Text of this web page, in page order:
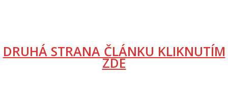
DRUHÁ STRANA ČLÁNKU KLIKNUTÍM
ZDE